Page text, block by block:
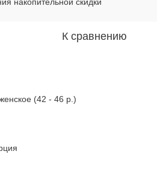
К сравнению
(42 - 46 р.)